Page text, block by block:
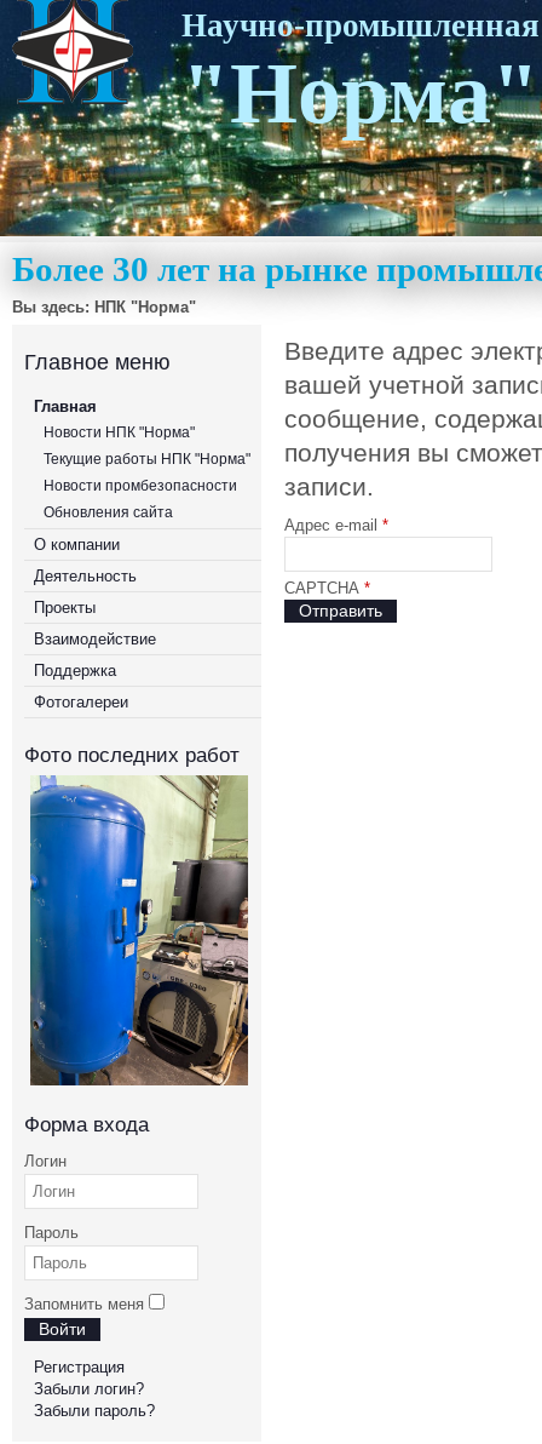
Научно-
"Норма"
Более 30 лет на рынке
Вы здесь: НПК "Норма"
Главное меню
Главная
Новости НПК "Норма"
Текущие работы НПК "Норма"
Новости промбезопасности
Обновления сайта
О компании
Деятельность
Проекты
Взаимодействие
Поддержка
Фотогалереи
Фото последних работ
Форма входа
Логин
Пароль
Запомнить меня
Войти
Регистрация
Забыли логин?
Забыли пароль?
Введите адрес
вашей учетной
сообщение,
получения вы
записи.
Адрес e-mail *
CAPTCHA *
Отправить